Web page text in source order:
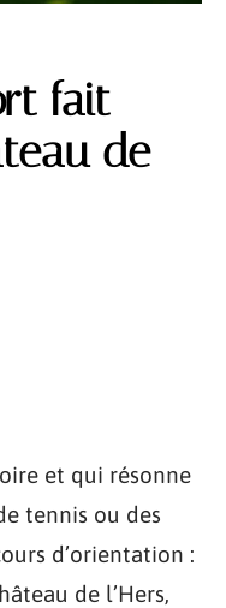
fait
de
et qui résonne
tennis ou des
d’orientation :
de l’Hers,